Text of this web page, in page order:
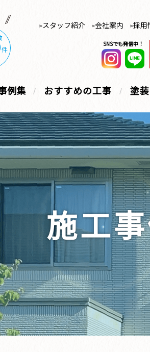
件
スタッフ紹介 会社案内 採用
SNSでも発信中！
例集 おすすめの工事 塗
施工